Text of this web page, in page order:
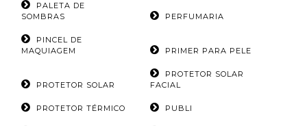
PALETA DE
SOMBRAS
PERFUMARIA
PINCEL DE
MAQUIAGEM
PRIMER PARA PELE
PROTETOR SOLAR
PROTETOR SOLAR
FACIAL
PROTETOR TÉRMICO PUBLI